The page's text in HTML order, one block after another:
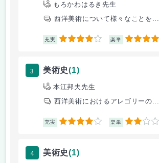
もろかわはるき先生
西洋美術について様々なことを...
充実 4 楽単 4
3 美術史(1)
本江邦夫先生
西洋美術におけるアレゴリーの...
充実 4 楽単 2
4 美術史(1)